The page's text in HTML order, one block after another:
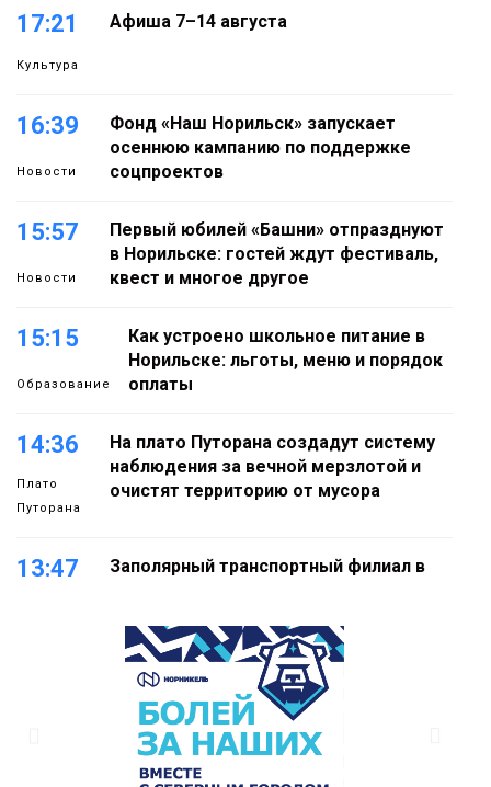
17:21
Культура
Афиша 7–14 августа
16:39
Новости
Фонд «Наш Норильск» запускает
осеннюю кампанию по поддержке
соцпроектов
15:57
Новости
Первый юбилей «Башни» отпразднуют
в Норильске: гостей ждут фестиваль,
квест и многое другое
15:15
Образование
Как устроено школьное питание в
Норильске: льготы, меню и порядок
оплаты
14:36
Плато
Путорана
На плато Путорана создадут систему
наблюдения за вечной мерзлотой и
очистят территорию от мусора
13:47
Заполярный транспортный филиал в
В Норильске лыжную базу «Оль-Гуль»
закрыли из-за появления медведя
Барнаул обошёл Красноярск в